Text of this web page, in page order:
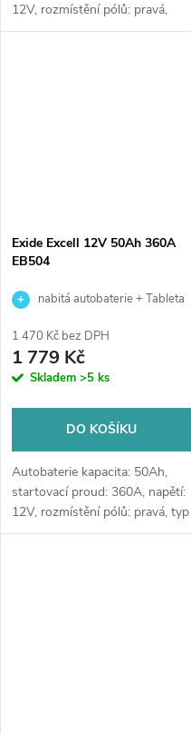
12V, rozmístění pólů: pravá,
rozměry: 242 x 175 x 190,
Exide Excell 12V 50Ah 360A
EB504
nabitá autobaterie + Tableta
výkup staré baterie při doručení
nebo v prodejně Jinočany
1 470 Kč bez DPH
1 779 Kč
Skladem >5 ks
DO KOŠÍKU
Autobaterie kapacita: 50Ah,
startovací proud: 360A, napětí:
12V, rozmístění pólů: pravá, typ
Asia, rozměry: 200 x 173 x 222,